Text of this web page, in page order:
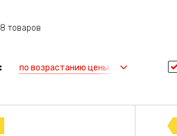
товаров
по возрастанию цены